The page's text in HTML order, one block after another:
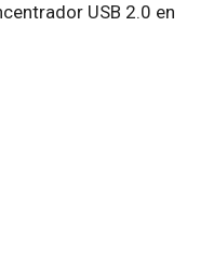
USB 2.0 en